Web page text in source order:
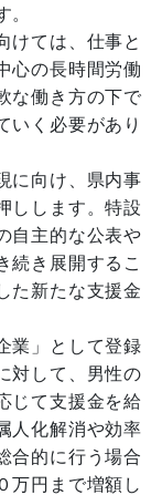
。
けては、仕事と
心の長時間労働
な働き方の下で
いく必要があり
に向け、県内事
しします。特設
自主的な公表や
続き展開するこ
た新たな支援金
業」として登録
対して、男性の
じて支援金を給
人化解消や効率
合的に行う場合
万円まで増額し